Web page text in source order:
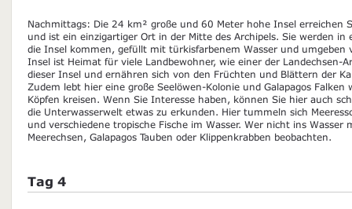
Nachmittags: Die 24 km² große und 60 Meter hohe Insel erreichen
und ist ein einzigartiger Ort in der Mitte des Archipels. Sie werden in
die Insel kommen, gefüllt mit türkisfarbenem Wasser und umgeben
Insel ist Heimat für viele Landbewohner, wie einer der Landechsen-
dieser Insel und ernähren sich von den Früchten und Blättern der
Zudem lebt hier eine große Seelöwen-Kolonie und Galapagos
Köpfen kreisen. Wenn Sie Interesse haben, können Sie hier auch
die Unterwasserwelt etwas zu erkunden. Hier tummeln sich
und verschiedene tropische Fische im Wasser. Wer nicht ins Wasser
Meerechsen, Galapagos Tauben oder Klippenkrabben beobachten.
Tag 4